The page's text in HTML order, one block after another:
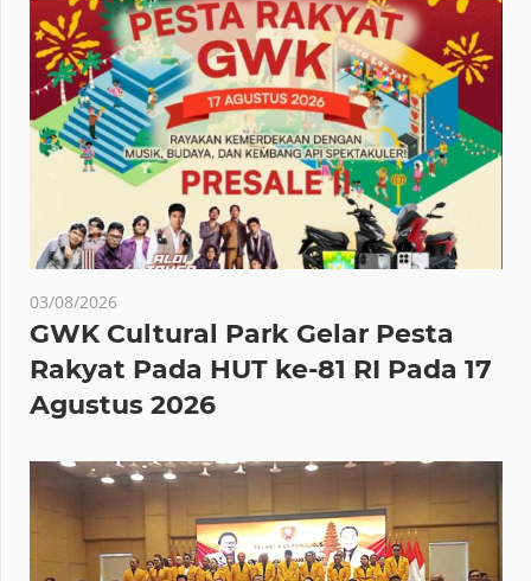
03/08/2026
GWK Cultural Park Gelar Pesta
Rakyat Pada HUT ke-81 RI Pada 17
Agustus 2026